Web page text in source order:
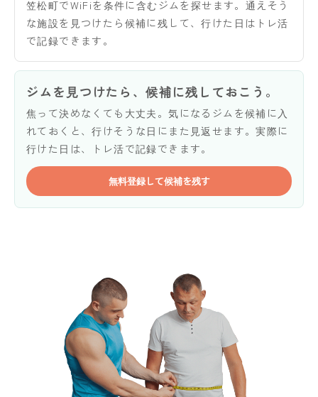
笠松町でWiFiを条件に含むジムを探せます。通えそう
な施設を見つけたら候補に残して、行けた日はトレ活
で記録できます。
ジムを見つけたら、候補に残しておこう。
焦って決めなくても大丈夫。気になるジムを候補に入
れておくと、行けそうな日にまた見返せます。実際に
行けた日は、トレ活で記録できます。
無料登録して候補を残す